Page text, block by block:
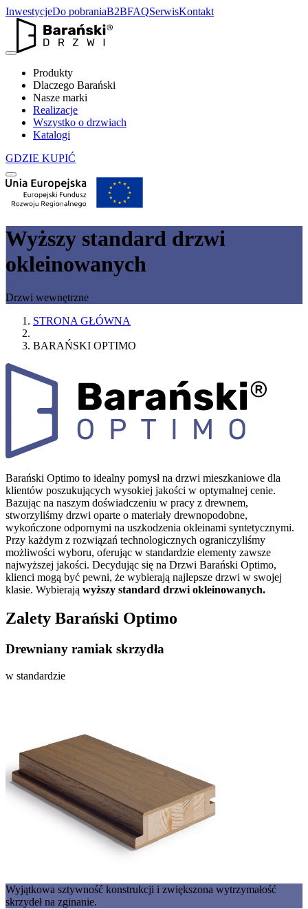
InwestycjeDo pobraniaB2BFAQSerwisKontakt
Produkty
Dlaczego Barański
Nasze marki
Realizacje
Wszystko o drzwiach
Katalogi
GDZIE KUPIĆ
Wyższy standard drzwi
okleinowanych
Drzwi wewnętrzne
STRONA GŁÓWNA
BARAŃSKI OPTIMO
Barański Optimo to idealny pomysł na drzwi mieszkaniowe dla
klientów poszukujących wysokiej jakości w optymalnej cenie.
Bazując na naszym doświadczeniu w pracy z drewnem,
stworzyliśmy drzwi oparte o materiały drewnopodobne,
wykończone odpornymi na uszkodzenia okleinami syntetycznymi.
Przy każdym z rozwiązań technologicznych ograniczyliśmy
możliwości wyboru, oferując w standardzie elementy zawsze
najwyższej jakości. Decydując się na Drzwi Barański Optimo,
klienci mogą być pewni, że wybierają najlepsze drzwi w swojej
klasie. Wybierają wyższy standard drzwi okleinowanych.
Zalety Barański Optimo
Drewniany ramiak skrzydła
w standardzie
Wyjątkowa sztywność konstrukcji i zwiększona wytrzymałość
skrzydeł na zginanie.